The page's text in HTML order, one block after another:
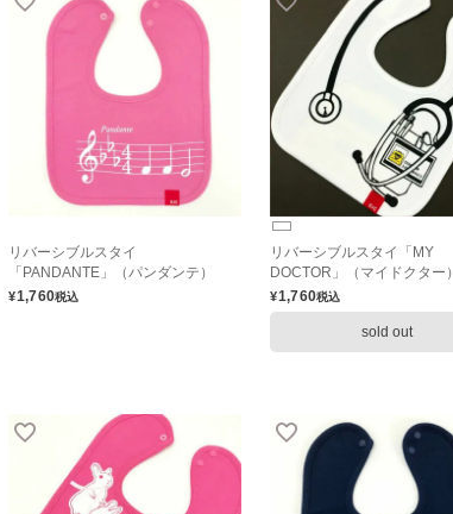
リバーシブルスタイ
「PANDANTE」（パンダンテ）
¥1,760税込
リバーシブルスタイ「MY
DOCTOR」（マイドクター）
¥1,760税込
sold out